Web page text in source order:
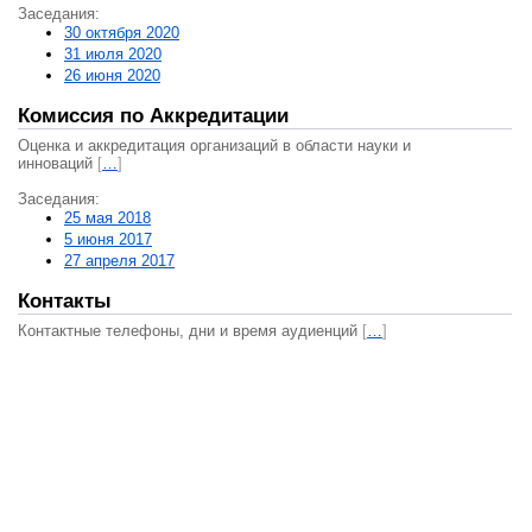
Заседания:
30 октября 2020
31 июля 2020
26 июня 2020
Комиссия по Аккредитации
Оценка и аккредитация организаций в области науки и
инноваций […]
Заседания:
25 мая 2018
5 июня 2017
27 апреля 2017
Контакты
Контактные телефоны, дни и время аудиенций […]